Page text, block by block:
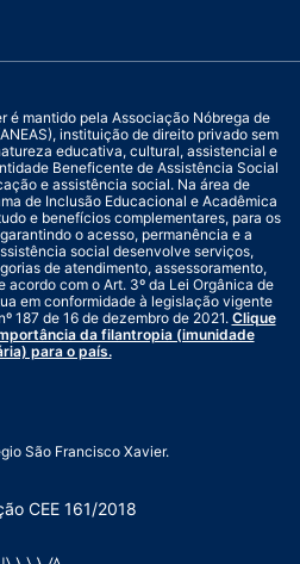
é mantido pela Associação Nóbrega de
instituição de direito privado sem
educativa, cultural, assistencial e
Beneficente de Assistência Social
e assistência social. Na área de
de Inclusão Educacional e Acadêmica
e benefícios complementares, para os
o acesso, permanência e a
social desenvolve serviços,
de atendimento, assessoramento,
acordo com o Art. 3º da Lei Orgânica de
em conformidade à legislação vigente
187 de 16 de dezembro de 2021. Clique
da filantropia (imunidade
para o país.
São Francisco Xavier.
CEE 161/2018